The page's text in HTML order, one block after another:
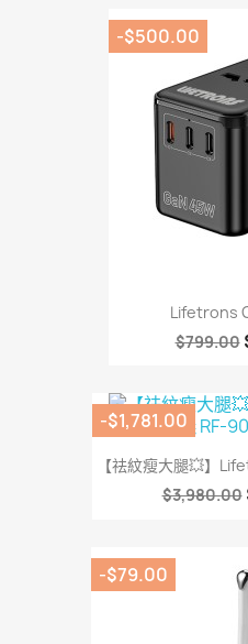
Lifetrons
$799.00
-$500.00
【祛紋瘦大腿💥】
$3,980.00
-$1,781.00
-$79.00